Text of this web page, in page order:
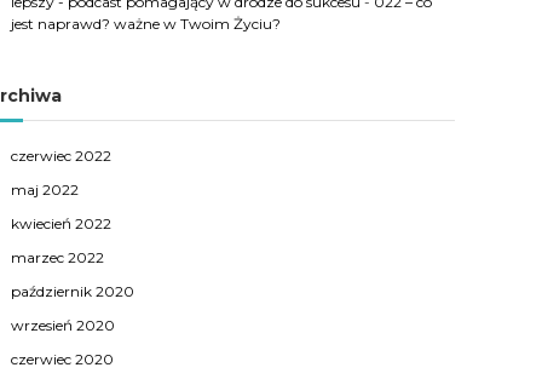
jest naprawd? ważne w Twoim Życiu?
czerwiec 2022
maj 2022
kwiecień 2022
marzec 2022
październik 2020
wrzesień 2020
czerwiec 2020